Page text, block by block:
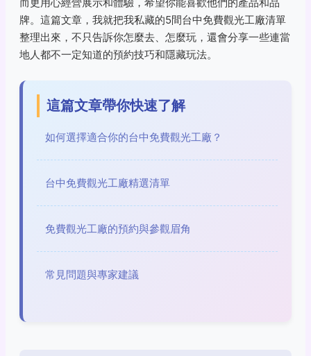
牌。這篇文章，我就把我私藏的5間台中免費觀光工廠清單
整理出來，不只告訴你怎麼去、怎麼玩，還會分享一些連當
地人都不一定知道的預約技巧和隱藏玩法。
這篇文章帶你快速了解
如何選擇適合你的台中免費觀光工廠？
台中免費觀光工廠精選清單
免費觀光工廠的預約與參觀眉角
常見問題與專家建議